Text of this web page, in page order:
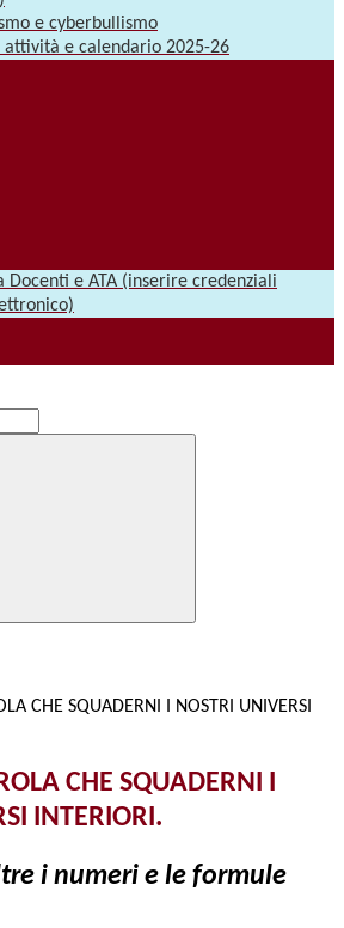
e cyberbullismo
attività e calendario 2025-26
Docenti e ATA (inserire credenziali
CHE SQUADERNI I NOSTRI UNIVERSI
CHE SQUADERNI I
INTERIORI.
i numeri e le formule